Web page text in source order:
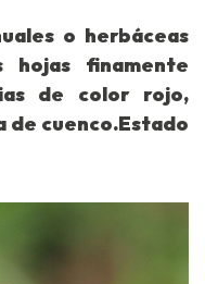
o herbáceas
hojas finamente
de color rojo,
de cuenco.Estado